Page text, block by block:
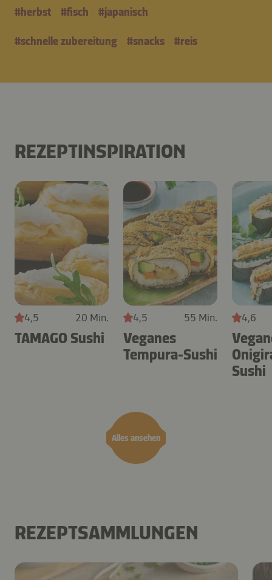
#herbst #fisch #japanisch
#schnelle zubereitung #snacks #reis
REZEPTINSPIRATION
Alles ansehen
4,5 20 Min.
TAMAGO Sushi
4,5 55 Min.
Veganes
Tempura-Sushi
4,6
Sushi
REZEPTSAMMLUNGEN